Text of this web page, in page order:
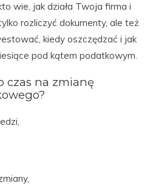
wie, jak działa Twoja firma i
rozliczyć dokumenty, ale też
kiedy oszczędzać i jak
pod kątem podatkowym.
czas na zmianę